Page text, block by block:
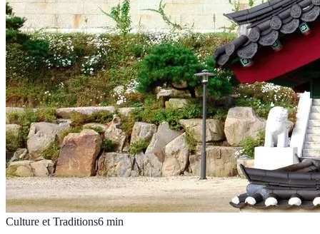
Culture et Traditions6 min